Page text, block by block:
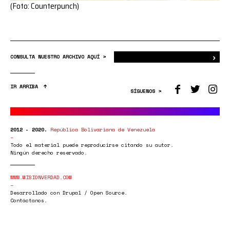
(Foto: Counterpunch)
CONSULTA NUESTRO ARCHIVO AQUÍ > ›
IR ARRIBA
SÍGUENOS >
2012 - 2020. República Bolivariana de Venezuela
Todo el material puede reproducirse citando su autor.
Ningún derecho reservado.
WWW.MISIONVERDAD.COM
Desarrollado con Drupal / Open Source.
Contáctanos.